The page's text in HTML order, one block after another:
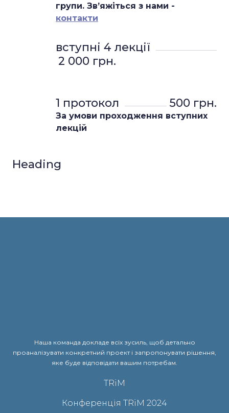
групи. Звʼяжіться з нами -
контакти
вступні 4 лекції
2 000 грн.
1 протокол 500 грн.
За умови проходження вступних
лекцій
Heading
Наша команда докладе всіх зусиль, щоб детально
проаналізувати конкретний проект і запропонувати рішення,
яке буде відповідати вашим потребам.
TRiM
Конференція TRiM 2024